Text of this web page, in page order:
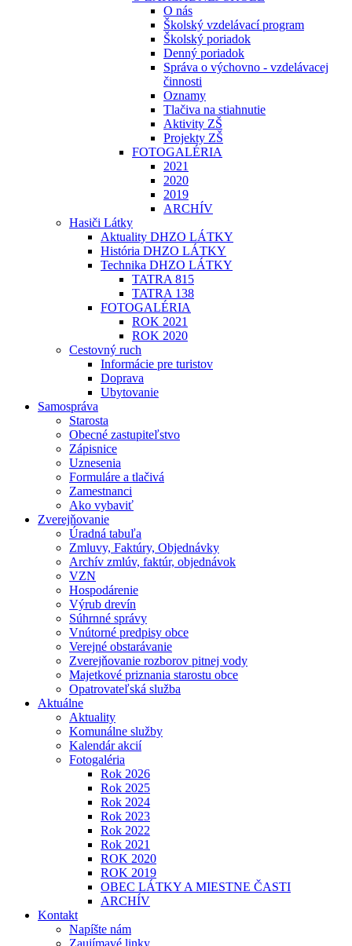
O nás
Školský vzdelávací program
Školský poriadok
Denný poriadok
Správa o výchovno - vzdelávacej
činnosti
Oznamy
Tlačiva na stiahnutie
Aktivity ZŠ
Projekty ZŠ
FOTOGALÉRIA
2021
2020
2019
ARCHÍV
Hasiči Látky
Aktuality DHZO LÁTKY
História DHZO LÁTKY
Technika DHZO LÁTKY
TATRA 815
TATRA 138
FOTOGALÉRIA
ROK 2021
ROK 2020
Cestovný ruch
Informácie pre turistov
Doprava
Ubytovanie
Samospráva
Starosta
Obecné zastupiteľstvo
Zápisnice
Uznesenia
Formuláre a tlačivá
Zamestnanci
Ako vybaviť
Zverejňovanie
Úradná tabuľa
Zmluvy, Faktúry, Objednávky
Archív zmlúv, faktúr, objednávok
VZN
Hospodárenie
Výrub drevín
Súhrnné správy
Vnútorné predpisy obce
Verejné obstarávanie
Zverejňovanie rozborov pitnej vody
Majetkové priznania starostu obce
Opatrovateľská služba
Aktuálne
Aktuality
Komunálne služby
Kalendár akcií
Fotogaléria
Rok 2026
Rok 2025
Rok 2024
Rok 2023
Rok 2022
Rok 2021
ROK 2020
ROK 2019
OBEC LÁTKY A MIESTNE ČASTI
ARCHÍV
Kontakt
Napíšte nám
Zaujímavé linky